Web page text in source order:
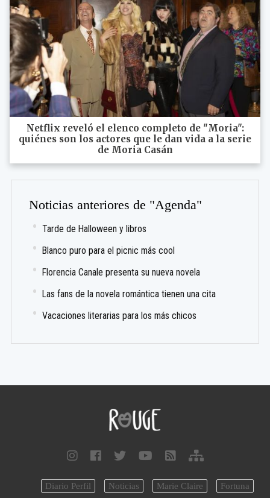
Netflix reveló el elenco completo de "Moria":
quiénes son los actores que le dan vida a la serie
de Moria Casán
Noticias anteriores de "Agenda"
Tarde de Halloween y libros
Blanco puro para el picnic más cool
Florencia Canale presenta su nueva novela
Las fans de la novela romántica tienen una cita
Vacaciones literarias para los más chicos
Diario Perfil Noticias Marie Claire Fortuna